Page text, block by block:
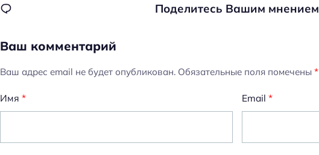
Поделитесь Вашим мнением
Ваш комментарий
Ваш адрес email не будет опубликован. Обязательные поля помечены *
Имя * Email *